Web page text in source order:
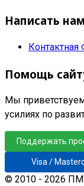
Написать нам
Помощь
Мы
усилиях по
Поддержать
Visa /
© 2010 - 2026